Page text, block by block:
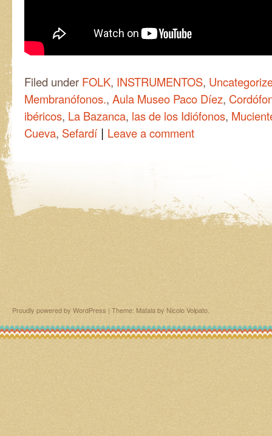
Filed under FOLK, INSTRUMENTOS,
Membranófonos., Aula Museo Paco Díez,
ibéricos, La Bazanca, las de los Idiófonos,
Cueva, Sefardí | Leave a comment
Proudly powered by WordPress | Theme: Matala by Nicolo Volpato